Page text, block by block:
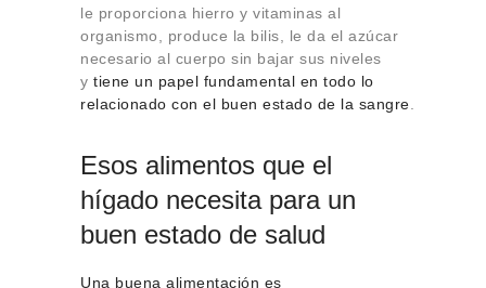
le proporciona hierro y vitaminas al
organismo, produce la bilis, le da el azúcar
necesario al cuerpo sin bajar sus niveles
y tiene un papel fundamental en todo lo
relacionado con el buen estado de la sangre
Esos alimentos que el
hígado necesita para un
buen estado de salud
Una buena alimentación es